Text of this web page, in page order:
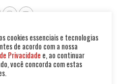
cookies essenciais e tecnologias
de acordo com a nossa
Privacidade e, ao continuar
você concorda com estas